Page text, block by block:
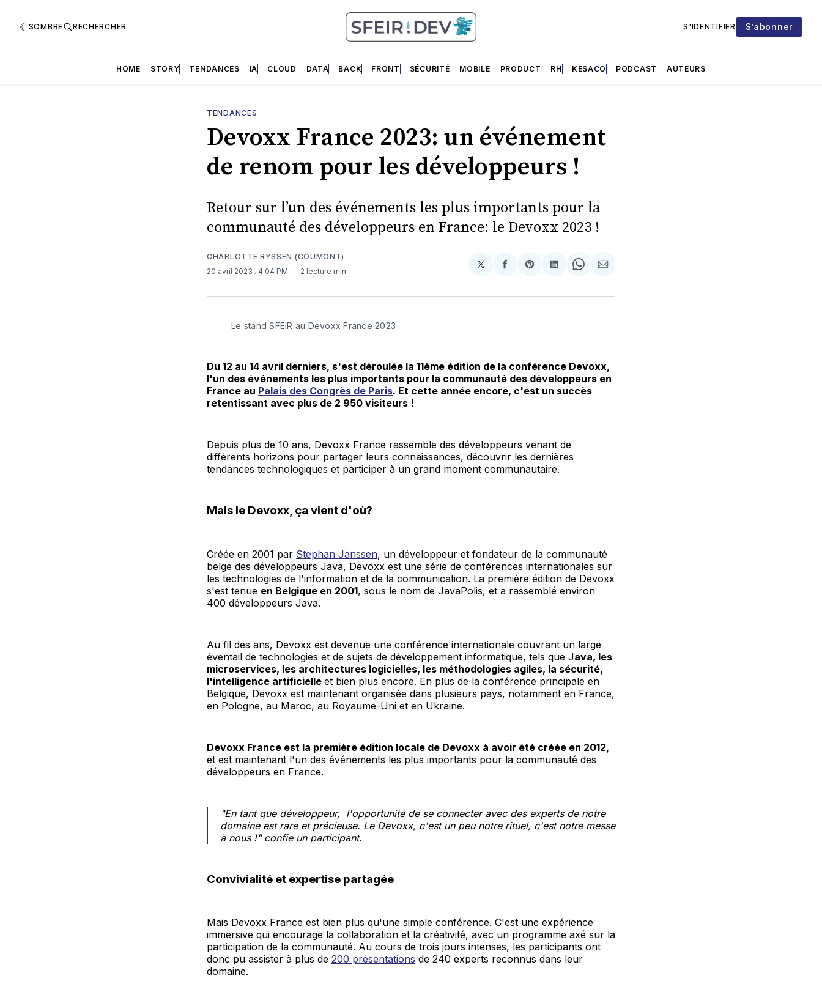
SOMBRE RECHERCHER S'IDENTIFIER S’abonner
HOME STORY TENDANCES IA CLOUD DATA BACK FRONT SÉCURITÉ MOBILE PRODUCT RH KESACO PODCAST AUTEURS
TENDANCES
Devoxx France 2023: un événement
de renom pour les développeurs !
Retour sur l’un des événements les plus importants pour la
communauté des développeurs en France: le Devoxx 2023 !
CHARLOTTE RYSSEN (COUMONT)
20 avril 2023 . 4:04 PM 2 lecture min
𝕏Share
X
Partager
Facebook
Share
Pinterest
Partager
LinkedIn
Share
WhatsApp
Partager
Courriel
Le stand SFEIR au Devoxx France 2023
Du 12 au 14 avril derniers, s'est déroulée la 11ème édition de la conférence Devoxx,
l'un des événements les plus importants pour la communauté des développeurs en
France au Palais des Congrès de Paris. Et cette année encore, c'est un succès
retentissant avec plus de 2 950 visiteurs !
Depuis plus de 10 ans, Devoxx France rassemble des développeurs venant de
différents horizons pour partager leurs connaissances, découvrir les dernières
tendances technologiques et participer à un grand moment communautaire.
Mais le Devoxx, ça vient d'où?
Créée en 2001 par Stephan Janssen, un développeur et fondateur de la communauté
belge des développeurs Java, Devoxx est une série de conférences internationales sur
les technologies de l'information et de la communication. La première édition de Devoxx
s'est tenue en Belgique en 2001, sous le nom de JavaPolis, et a rassemblé environ
400 développeurs Java.
Au fil des ans, Devoxx est devenue une conférence internationale couvrant un large
éventail de technologies et de sujets de développement informatique, tels que Java, les
microservices, les architectures logicielles, les méthodologies agiles, la sécurité,
l'intelligence artificielle et bien plus encore. En plus de la conférence principale en
Belgique, Devoxx est maintenant organisée dans plusieurs pays, notamment en France,
en Pologne, au Maroc, au Royaume-Uni et en Ukraine.
Devoxx France est la première édition locale de Devoxx à avoir été créée en 2012,
et est maintenant l'un des événements les plus importants pour la communauté des
développeurs en France.
"En tant que développeur, l'opportunité de se connecter avec des experts de notre
domaine est rare et précieuse. Le Devoxx, c'est un peu notre rituel, c'est notre messe
à nous !" confie un participant.
Convivialité et expertise partagée
Mais Devoxx France est bien plus qu'une simple conférence. C'est une expérience
immersive qui encourage la collaboration et la créativité, avec un programme axé sur la
participation de la communauté. Au cours de trois jours intenses, les participants ont
donc pu assister à plus de 200 présentations de 240 experts reconnus dans leur
domaine.